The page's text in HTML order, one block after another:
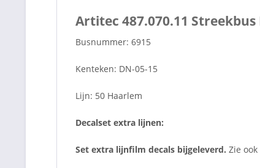
Artitec 487.070.11 Streekbus
Busnummer: 6915
Kenteken: DN-05-15
Lijn: 50 Haarlem
Decalset extra lijnen:
Set extra lijnfilm decals bijgeleverd. Zie